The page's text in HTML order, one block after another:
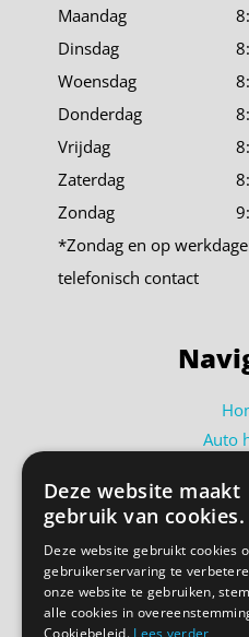
Maandag
Dinsdag
Woensdag
Donderdag
Vrijdag
Zaterdag
Zondag
*Zondag en op
telefonisch contact
Auto
Over
Bel
Deze website maakt
gebruik van cookies.
Deze website gebruikt cookies
gebruikerservaring te
onze website te gebruiken,
alle cookies in
Cookiebeleid. Lees verder